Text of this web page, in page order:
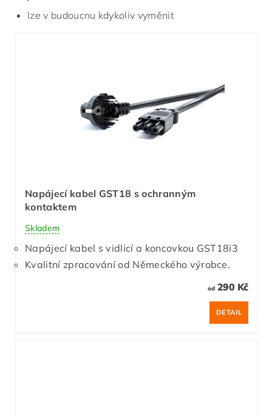
lze v budoucnu kdykoliv vyměnit
Napájecí kabel GST18 s ochranným
kontaktem
Skladem
Napájecí kabel s vidlicí a koncovkou GST18i3
Kvalitní zpracování od Německého výrobce.
od290 Kč
DETAIL